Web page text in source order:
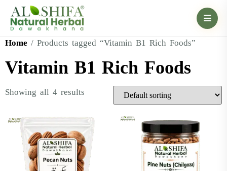
Home / Products tagged “Vitamin B1 Rich Foods”
Vitamin B1 Rich Foods
Showing all 4 results